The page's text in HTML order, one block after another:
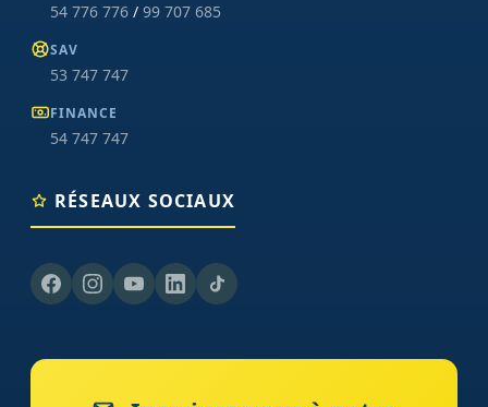
54 776 776 / 99 707 685
SAV
53 747 747
FINANCE
54 747 747
RÉSEAUX SOCIAUX